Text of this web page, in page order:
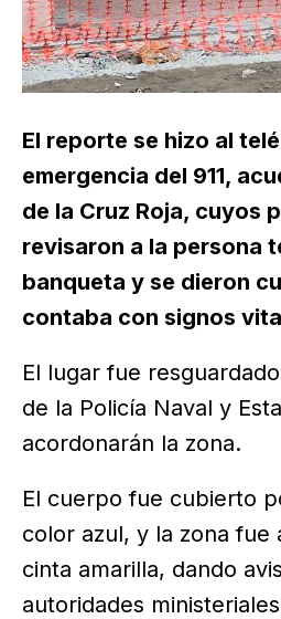
El reporte se hizo al
emergencia del 911,
de la Cruz Roja, cuyos
revisaron a la persona
banqueta y se dieron
contaba con signos
El lugar fue
de la Policía Naval y
acordonarán la zona.
El cuerpo fue cubierto
color azul, y la zona fue
cinta amarilla, dando
autoridades